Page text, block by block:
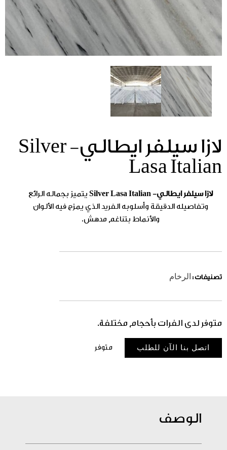
لازا سيلفر ايطالي- Silver
Lasa Italian
لازا سيلفر ايطالي- Silver Lasa Italian
يتميز بجماله الرائع
وتفاصيله الدقيقة وأسلوبه الفريد الذي يمزج فيه الألوان
والأنماط بتناغم مدهش.
تصنيفات : الرخام
متوفر لدى الفرات بأحجام مختلفة.
اتصل بنا الآن للطلب متوفر
الوصف